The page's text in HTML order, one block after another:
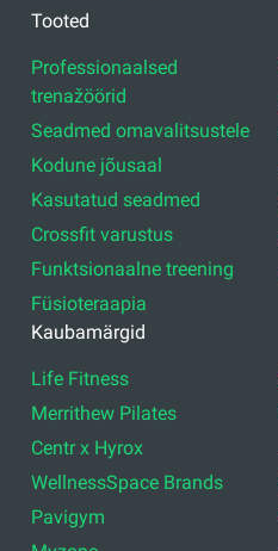
Tooted
Professionaalsed
trenažöörid
Seadmed omavalitsustele
Kodune jõusaal
Kasutatud seadmed
Crossfit varustus
Funktsionaalne treening
Füsioteraapia
Kaubamärgid
Life Fitness
Merrithew Pilates
Centr x Hyrox
WellnessSpace Brands
Pavigym